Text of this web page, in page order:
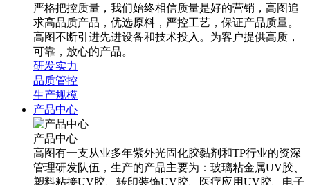
严格把控质量，我们始终相信质量是好的营销，高图追
求高品质产品，优选原料，严控工艺，保证产品质量。
高图不断引进先进设备和技术投入。为客户提供高质，
可靠，放心的产品。
研发实力
品质管控
生产规模
产品中心
产品中心
高图有一支从业多年紫外光固化胶黏剂和TP行业的资深
管理研发队伍，生产的产品主要为：玻璃粘金属UV胶、
塑料粘接UV胶、转印装饰UV胶、医疗应用UV胶、电子